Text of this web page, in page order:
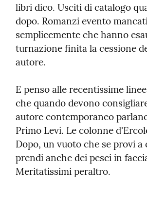
libri dico. Usciti di catalogo
dopo. Romanzi evento
semplicemente che hanno
turnazione finita la cessione
autore.
E penso alle recentissime
che quando devono
autore contemporaneo
Primo Levi. Le colonne
Dopo, un vuoto che se provi a
prendi anche dei pesci in
Meritatissimi peraltro.